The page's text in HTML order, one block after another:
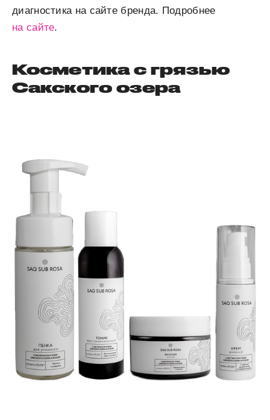
диагностика на сайте бренда. Подробнее
на сайте.
Косметика с грязью
Сакского озера